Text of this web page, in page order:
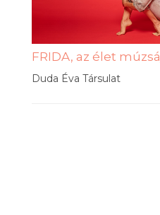
FRIDA, az élet
Duda Éva Társulat